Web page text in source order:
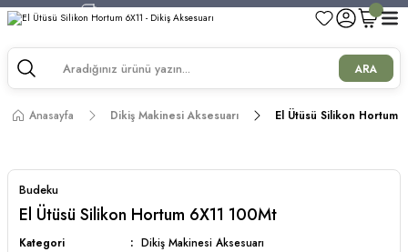
750 TL ve Üzeri Alışverişlerde Kargo Bedava!
750 TL ve Üzeri Alışverişlerde Kargo Bedava!
ARA
Anasayfa Dikiş Makinesi Aksesuarı El Ütüsü Silikon Hortum
Budeku
El Ütüsü Silikon Hortum 6X11 100Mt
Kategori
Dikiş Makinesi Aksesuarı